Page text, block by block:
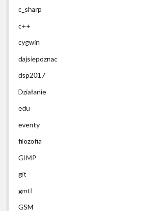
c_sharp
c++
cygwin
dajsiepoznac
dsp2017
Działanie
edu
eventy
filozofia
GIMP
git
gmtl
GSM